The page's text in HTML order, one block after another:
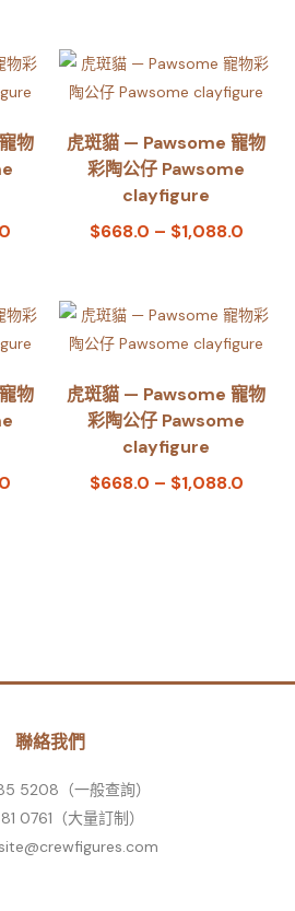
物
虎斑貓 — Pawsome 寵物
彩陶公仔 Pawsome
clayfigure
$668.0 – $1,088.0
物
虎斑貓 — Pawsome 寵物
彩陶公仔 Pawsome
clayfigure
$668.0 – $1,088.0
聯絡我們
5208（一般查詢）
0761（大量訂制）